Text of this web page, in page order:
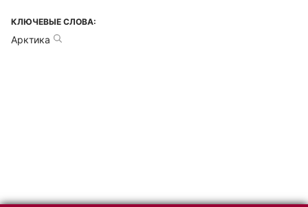
КЛЮЧЕВЫЕ СЛОВА:
Арктика